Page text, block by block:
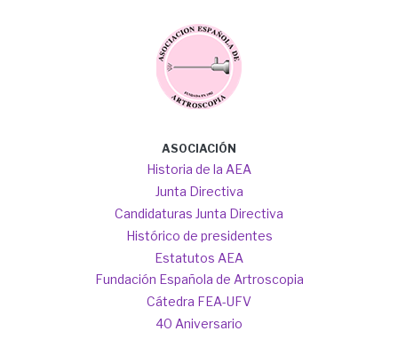
Image
ASOCIACIÓN
Historia de la AEA
Junta Directiva
Candidaturas Junta Directiva
Histórico de presidentes
Estatutos AEA
Fundación Española de Artroscopia
Cátedra FEA-UFV
40 Aniversario